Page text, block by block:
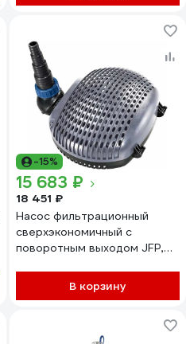
-15%
15 683 ₽
18 451 ₽
Насос фильтрационный
сверхэкономичный с
поворотным выходом JFP,
26 Вт, выход 38-19 мм Jebao
JFP-5000+FT04
В корзину